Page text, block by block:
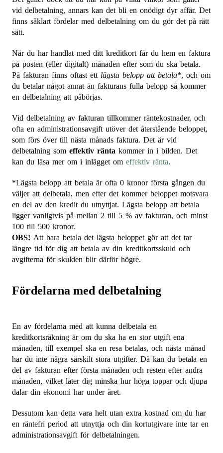
vid delbetalning, annars kan det bli en onödigt dyr affär. Det
finns såklart fördelar med delbetalning om du gör det på rätt
sätt.
När du har handlat med ditt kreditkort får du hem en faktura
på posten (eller digitalt) månaden efter som du ska betala.
På fakturan finns oftast ett lägsta belopp att betala*, och om
du betalar något annat än fakturans fulla belopp så kommer
en delbetalning att påbörjas.
Vid delbetalning av fakturan tillkommer räntekostnader, och
ofta en administrationsavgift utöver det återstående beloppet,
som förs över till nästa månads faktura. Det är vid
delbetalning som effektiv ränta kommer in i bilden. Det
kan du läsa mer om i inlägget om effektiv ränta.
*Lägsta belopp att betala är ofta 0 kronor första gången du
väljer att delbetala, men efter det kommer beloppet motsvara
en del av den kredit du utnyttjat. Lägsta belopp att betala
ligger vanligtvis på mellan 2 till 5 % av fakturan, och minst
100 till 500 kronor.
OBS! Att bara betala det lägsta beloppet gör att det tar
längre tid för dig att betala av din kreditkortsskuld och
avgifterna för skulden blir därför högre.
Fördelarna med delbetalning
En av fördelarna med att kunna delbetala en
kreditkortsräkning är om du ska ha en stor utgift ena
månaden, till exempel ska en resa betalas, och nästa månad
har du inte några särskilt stora utgifter. Då kan du betala en
del av fakturan efter första månaden och resten efter andra
månaden, vilket låter dig minska hur höga toppar och djupa
dalar din ekonomi har under året.
Dessutom kan detta vara helt utan extra kostnad om du har
en räntefri period att utnyttja och din kortutgivare inte tar en
administrationsavgift för delbetalningen.